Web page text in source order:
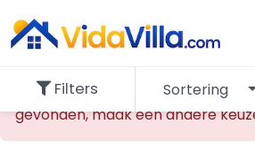
De opgevraagde accommodatie
gevonden, maak een andere
Filters Sortering